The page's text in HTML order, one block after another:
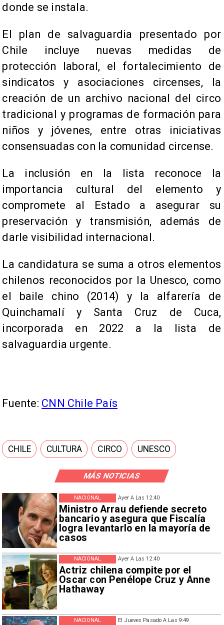
MÁS NOTICIAS
Ayer A Las 12:40
Ministro Arrau defiende secreto
bancario y asegura que Fiscalía
logra levantarlo en la mayoría de
casos
NACIONAL
Ayer A Las 12:40
Actriz chilena compite por el
Oscar con Penélope Cruz y Anne
Hathaway
NACIONAL
El Jueves Pasado A Las 9:49
NACIONAL
donde se instala.
El plan de salvaguardia presentado por
Chile incluye nuevas medidas de
protección laboral, el fortalecimiento de
sindicatos y asociaciones circenses, la
creación de un archivo nacional del circo
tradicional y programas de formación para
niños y jóvenes, entre otras iniciativas
consensuadas con la comunidad circense.
La inclusión en la lista reconoce la
importancia cultural del elemento y
compromete al Estado a asegurar su
preservación y transmisión, además de
darle visibilidad internacional.
La candidatura se suma a otros elementos
chilenos reconocidos por la Unesco, como
el baile chino (2014) y la alfarería de
Quinchamalí y Santa Cruz de Cuca,
incorporada en 2022 a la lista de
salvaguardia urgente.
Fuente: CNN Chile País
CHILE CULTURA CIRCO UNESCO